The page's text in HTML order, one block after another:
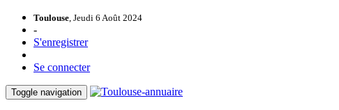
Toulouse, Jeudi 6 Août 2024
-
S'enregistrer
Se connecter
Toggle navigation